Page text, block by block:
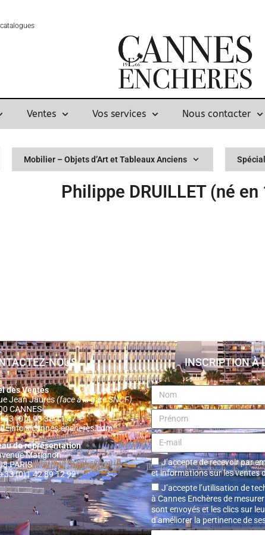
Ventes Vos services Nous contacter
Mobilier – Objets d’Art et Tableaux Anciens
Philippe DRUILLET (né
NOUS
des Ventes
Jean Jaures(face à la gare SNCF)
CANNES
+33 (0)4 93 38 41 47
:info@cannes-encheres.com
de représentation
Matignon
PARIS
+33 (0)1 42 89 12 92
INSCRIPTION À
J’accepte de recevoir par
et informations sur les ventes
J’accepte l’utilisation de
à Cannes Enchères de
sont envoyés et les clics sur
d’améliorer la pertinence de